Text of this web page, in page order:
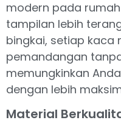
modern pada
tampilan lebih
bingkai, setiap kaca
pemandangan
memungkinkan
dengan lebih
Material